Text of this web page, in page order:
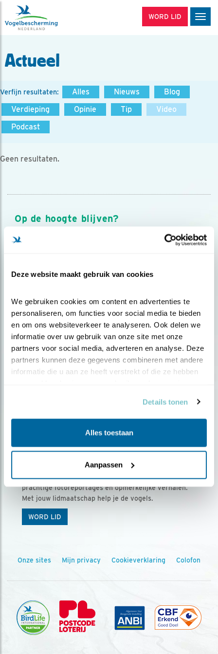
Deze website maakt gebruik van cookies
We gebruiken cookies om content en advertenties te
personaliseren, om functies voor social media te bieden
en om ons websiteverkeer te analyseren. Ook delen we
informatie over uw gebruik van onze site met onze
partners voor social media, adverteren en analyse. Deze
partners kunnen deze gegevens combineren met andere
informatie die u aan ze heeft verstrekt of die ze hebben
Details tonen
Alles toestaan
Aanpassen
WORD LID
Actueel
Verfijn resultaten: Alles Nieuws
Blog
Verdieping
Opinie Tip
Video
Podcast
Geen resultaten.
Op de hoogte blijven?
Meld je aan en ontvang nieuws, inspiratie, acties en tips
over vogels en activiteiten van Vogelbescherming.
Ontvang 5 x Vogels voor € 36,00 per jaar
Vogels is het tijdschrift voor onze leden, met
prachtige fotoreportages en opmerkelijke verhalen.
Met jouw lidmaatschap help je de vogels.
WORD LID
Onze sites Mijn privacy Cookieverklaring Colofon